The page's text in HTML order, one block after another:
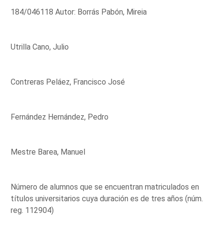
184/046118 Autor: Borrás Pabón, Mireia
Utrilla Cano, Julio
Contreras Peláez, Francisco José
Fernández Hernández, Pedro
Mestre Barea, Manuel
Número de alumnos que se encuentran matriculados en
títulos universitarios cuya duración es de tres años (núm.
reg. 112904)